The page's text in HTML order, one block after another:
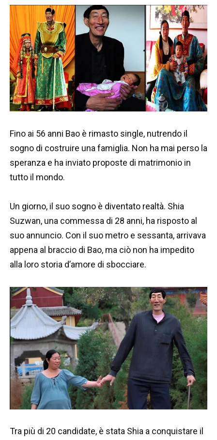
Fino ai 56 anni Bao è rimasto single, nutrendo il
sogno di costruire una famiglia. Non ha mai perso la
speranza e ha inviato proposte di matrimonio in
tutto il mondo.
Un giorno, il suo sogno è diventato realtà. Shia
Suzwan, una commessa di 28 anni, ha risposto al
suo annuncio. Con il suo metro e sessanta, arrivava
appena al braccio di Bao, ma ciò non ha impedito
alla loro storia d’amore di sbocciare.
Tra più di 20 candidate, è stata Shia a conquistare il